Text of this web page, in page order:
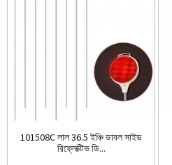
101508C লাল 36.5 ইঞ্চি ডাবল সাইড
রিফ্লেক্টিভ ডি...